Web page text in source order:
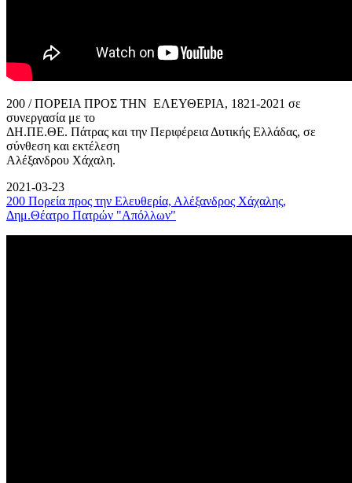
200 / ΠΟΡΕΙΑ ΠΡΟΣ ΤΗΝ ΕΛΕΥΘΕΡΙΑ, 1821-2021 σε
συνεργασία με το
ΔΗ.ΠΕ.ΘΕ. Πάτρας και την Περιφέρεια Δυτικής Ελλάδας, σε
σύνθεση και εκτέλεση
Αλέξανδρου Χάχαλη.
2021-03-23
200 Πορεία προς την Ελευθερία, Αλέξανδρος Χάχαλης,
Δημ.Θέατρο Πατρών "Απόλλων"